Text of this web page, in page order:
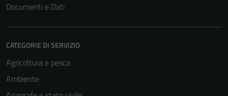
Documenti e Dati
CATEGORIE DI SERVIZIO
Agricoltura e pesca
Ambiente